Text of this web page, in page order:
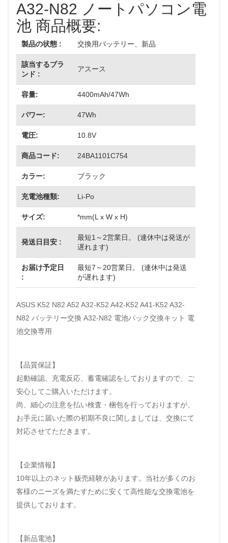
A32-N82 ノートパソコン電
池 商品概要:
製品の状態 : 交換用バッテリー、新品
該当するブラ
ンド :
アスース
容量: 4400mAh/47Wh
パワー: 47Wh
電圧: 10.8V
商品コード: 24BA1101C754
カラー: ブラック
充電池種類: Li-Po
サイズ: *mm(L x W x H)
発送日目安 :
最短1～2営業日。 (連休中は発送が
遅れます)
お届け予定日
:
最短7～20営業日。 (連休中は発送
が遅れます)
ASUS K52 N82 A52 A32-K52 A42-K52 A41-K52 A32-
N82 バッテリー交換 A32-N82 電池パック交換キット 電
池交換専用
【品質保証】
起動確認、充電反応、蓄電確認をしておりますので、ご
安心してご購入いただけます。
尚、細心の注意を払い検査・梱包を行っておりますが、
お手元に届いた際の初期不良に関しましては、交換にて
対応させてただきます。
【企業情報】
10年以上のネット贩売経験があります。当社が多くのお
客様のニーズを満たすために安くて高性能な交換電池を
提供しております。
【新品電池】